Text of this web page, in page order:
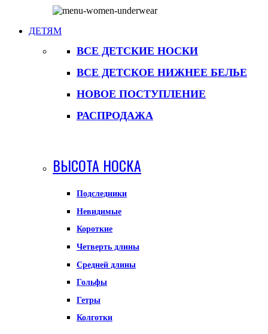
ДЕТЯМ
ВСЕ ДЕТСКИЕ НОСКИ
ВСЕ ДЕТСКОЕ НИЖНЕЕ БЕЛЬЕ
НОВОЕ ПОСТУПЛЕНИЕ
РАСПРОДАЖА
ВЫСОТА НОСКА
Подследники
Невидимые
Короткие
Четверть длины
Средней длины
Гольфы
Гетры
Колготки